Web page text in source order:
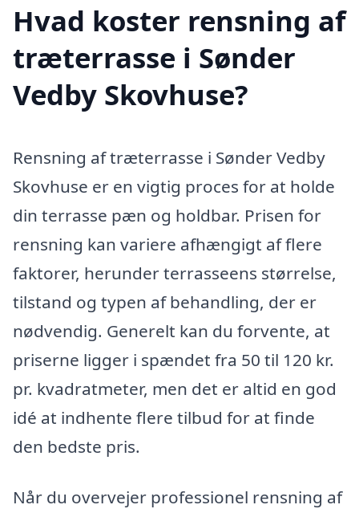
Hvad koster rensning af
træterrasse i Sønder
Vedby Skovhuse?
Rensning af træterrasse i Sønder Vedby
Skovhuse er en vigtig proces for at holde
din terrasse pæn og holdbar. Prisen for
rensning kan variere afhængigt af flere
faktorer, herunder terrasseens størrelse,
tilstand og typen af behandling, der er
nødvendig. Generelt kan du forvente, at
priserne ligger i spændet fra 50 til 120 kr.
pr. kvadratmeter, men det er altid en god
idé at indhente flere tilbud for at finde
den bedste pris.
Når du overvejer professionel rensning af